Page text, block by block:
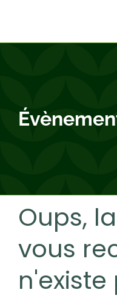
contenu
Oups,
vous
n'existe